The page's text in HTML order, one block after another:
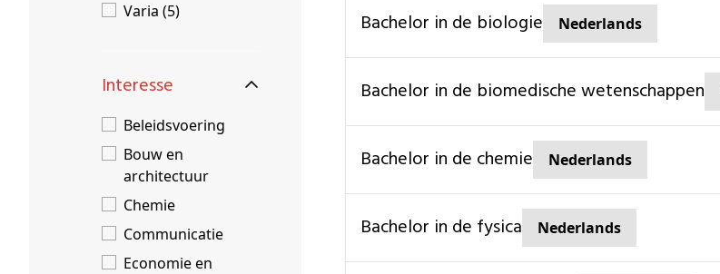
Varia (5)
Interesse
Beleidsvoering
Bouw en
architectuur
Chemie
Communicatie
Economie en
bachelor in de biologie Nederlands
bachelor in de biomedische wetenschappen
bachelor in de chemie Nederlands
bachelor in de fysica Nederlands